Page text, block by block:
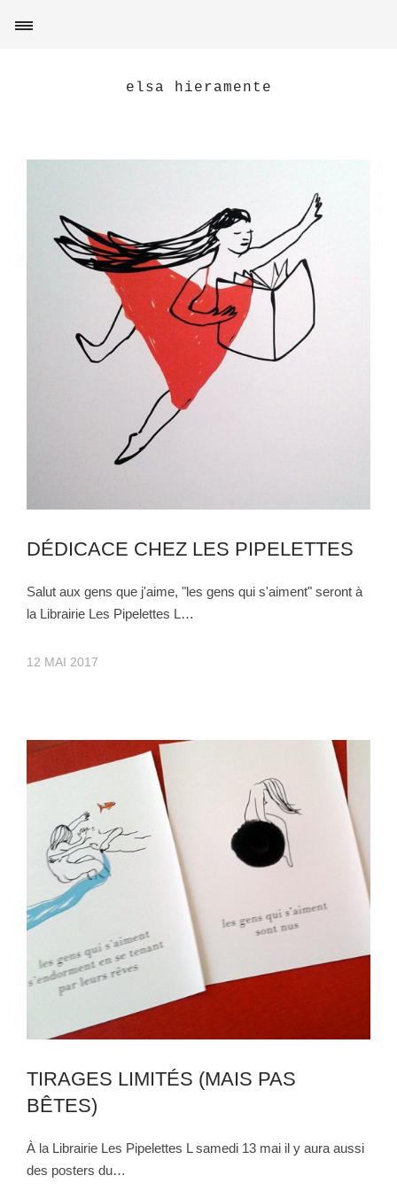
elsa hieramente
DÉDICACE CHEZ LES PIPELETTES
Salut aux gens que j'aime, "les gens qui s'aiment" seront à
la Librairie Les Pipelettes L…
12 MAI 2017
TIRAGES LIMITÉS (MAIS PAS
BÊTES)
À la Librairie Les Pipelettes L samedi 13 mai il y aura aussi
des posters du…